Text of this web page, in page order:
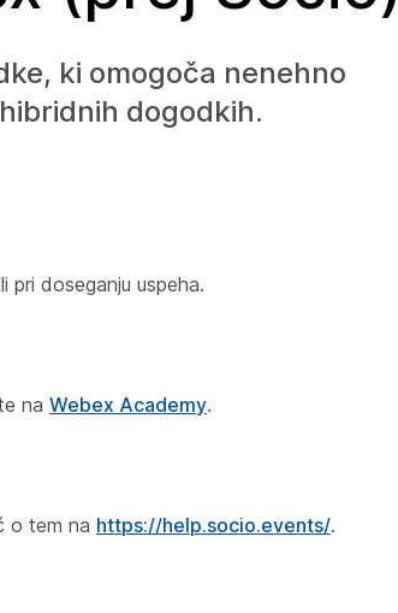
ki omogoča nenehno
dogodkih.
pri doseganju uspeha.
na Webex Academy.
o tem na https://help.socio.events/.